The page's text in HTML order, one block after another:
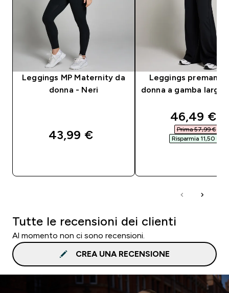
Leggings MP Maternity da
donna - Neri
43,99 €‎
Leggings
donna a gamba larga
46,49 €‎
Prima 57,99 €‎
Risparmia 11,50 €‎
Tutte le recensioni dei clienti
Al momento non ci sono recensioni.
CREA UNA RECENSIONE